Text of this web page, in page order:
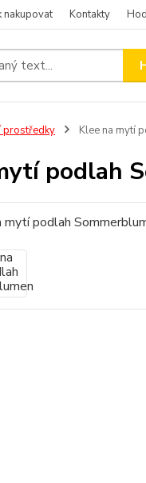
nakupovat Kontakty
prostředky Klee na mytí
podlah